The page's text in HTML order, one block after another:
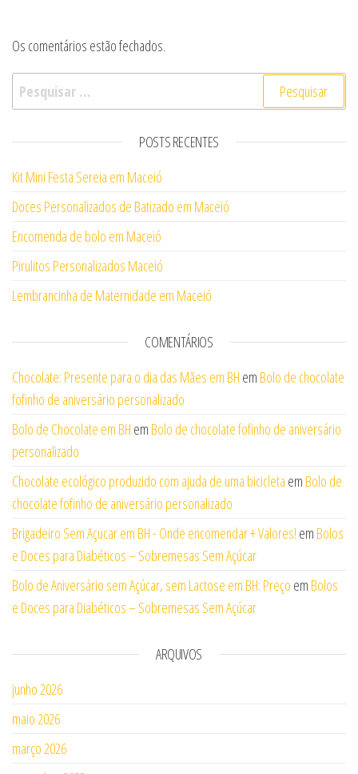
Os comentários estão fechados.
Pesquisar por:
POSTS RECENTES
Kit Mini Festa Sereia em Maceió
Doces Personalizados de Batizado em Maceió
Encomenda de bolo em Maceió
Pirulitos Personalizados Maceió
Lembrancinha de Maternidade em Maceió
COMENTÁRIOS
Chocolate: Presente para o dia das Mães em BH em Bolo de chocolate
fofinho de aniversário personalizado
Bolo de Chocolate em BH em Bolo de chocolate fofinho de aniversário
personalizado
Chocolate ecológico produzido com ajuda de uma bicicleta em Bolo de
chocolate fofinho de aniversário personalizado
Brigadeiro Sem Açucar em BH - Onde encomendar + Valores! em Bolos
e Doces para Diabéticos – Sobremesas Sem Açúcar
Bolo de Aniversário sem Açúcar, sem Lactose em BH: Preço em Bolos
e Doces para Diabéticos – Sobremesas Sem Açúcar
ARQUIVOS
junho 2026
maio 2026
março 2026